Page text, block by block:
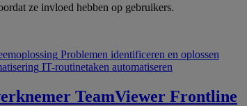
ze invloed hebben op gebruikers.
Problemen identificeren en oplossen
IT-routinetaken automatiseren
TeamViewer Frontline